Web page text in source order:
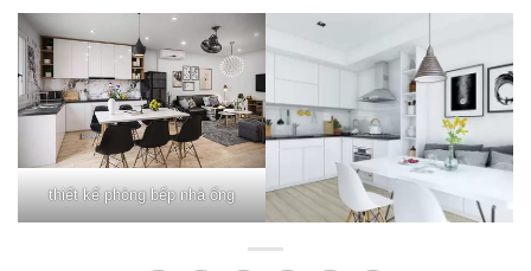
thiết kế phòng bếp nhà ống